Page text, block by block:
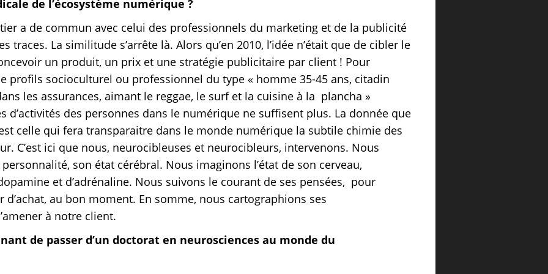
de l’écosystème numérique ?
a de commun avec celui des professionnels du marketing et de la publicité
traces. La similitude s’arrête là. Alors qu’en 2010, l’idée n’était que de cibler le
un produit, un prix et une stratégie publicitaire par client ! Pour
profils socioculturel ou professionnel du type « homme 35-45 ans, citadin
les assurances, aimant le reggae, le surf et la cuisine à la plancha »
d’activités des personnes dans le numérique ne suffisent plus. La donnée que
celle qui fera transparaitre dans le monde numérique la subtile chimie des
C’est ici que nous, neurocibleuses et neurocibleurs, intervenons. Nous
son état cérébral. Nous imaginons l’état de son cerveau,
et d’adrénaline. Nous suivons le courant de ses pensées, pour
au bon moment. En somme, nous cartographions ses
à notre client.
de passer d’un doctorat en neurosciences au monde du